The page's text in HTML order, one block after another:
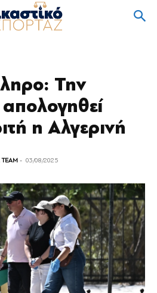
Την
η Αλγερινή
- 03/08/2025